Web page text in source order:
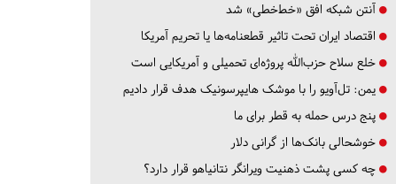
آنتن شبکه افق «خط‌خطی» شد
اقتصاد ایران تحت تاثیر قطعنامه‌ها یا تحریم‌ آمریکا
خلع سلاح حزب‌الله پروژه‌ای تحمیلی و آمریکایی است
یمن: تل‌آویو را با موشک هایپرسونیک هدف قرار دادیم
پنج درس‌ حمله به قطر برای ما
خوشحالی بانک‌ها از گرانی دلار
چه کسی پشت ذهنیت ویرانگر نتانیاهو قرار دارد؟